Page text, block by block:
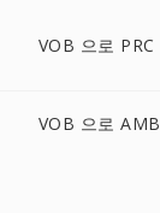
VOB 으로 PRC
VOB 으로 AMB